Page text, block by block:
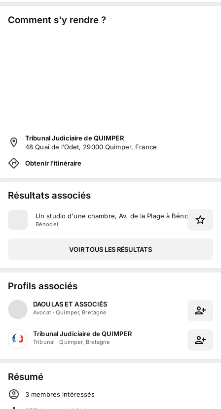
Comment s'y rendre ?
Tribunal Judiciaire de QUIMPER
48 Quai de l’Odet, 29000 Quimper, France
Obtenir l'itinéraire
Résultats associés
Un studio d'une chambre, Av. de la Plage à Bénodet
Bénodet
VOIR TOUS LES RÉSULTATS
Profils associés
DAOULAS ET ASSOCIÉS
Avocat·Quimper, Bretagne
Tribunal Judiciaire de QUIMPER
Tribunal ·Quimper, Bretagne
Résumé
3 membres intéressés